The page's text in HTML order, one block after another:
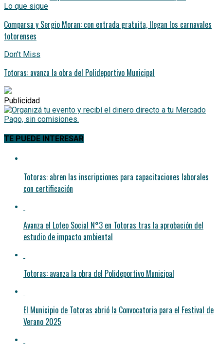
Lo que sigue
Comparsa y Sergio Moran: con entrada gratuita, llegan los carnavales
totorenses
Don't Miss
Totoras: avanza la obra del Polideportivo Municipal
Publicidad
TE PUEDE INTERESAR
Totoras: abren las inscripciones para capacitaciones laborales
con certificación
Avanza el Loteo Social N°3 en Totoras tras la aprobación del
estudio de impacto ambiental
Totoras: avanza la obra del Polideportivo Municipal
El Municipio de Totoras abrió la Convocatoria para el Festival de
Verano 2025